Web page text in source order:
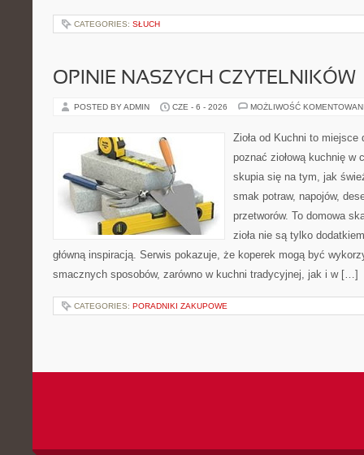
CATEGORIES: SŁUCH
OPINIE NASZYCH CZYTELNIKÓW
POSTED BY ADMIN CZE - 6 - 2026 MOŻLIWOŚĆ
Zioła od Kuchni to
poznać ziołową kuchnię w
skupia się na tym, jak
smak potraw, napojów,
przetworów. To domowa
zioła nie są tylko
główną inspiracją. Serwis pokazuje, że koperek mogą być
smacznych sposobów, zarówno w kuchni tradycyjnej, jak i w […]
CATEGORIES: PORADNIKI ZAKUPOWE